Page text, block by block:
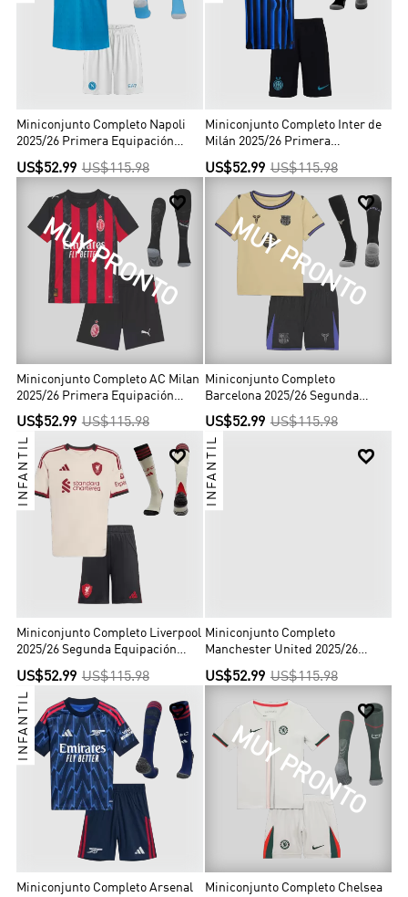
Miniconjunto Completo Napoli
2025/26 Primera Equipación
Niño
US$52.99 US$115.98
Miniconjunto Completo Inter de
Milán 2025/26 Primera
Equipación Niño
US$52.99 US$115.98
MUY PRONTO

Miniconjunto Completo AC Milan
2025/26 Primera Equipación
Niño
US$52.99 US$115.98
MUY PRONTO

Miniconjunto Completo
Barcelona 2025/26 Segunda
Equipación Niño
US$52.99 US$115.98

INFANTIL
Miniconjunto Completo Liverpool
2025/26 Segunda Equipación
Niño
US$52.99 US$115.98

INFANTIL
Miniconjunto Completo
Manchester United 2025/26
Segunda Equipación Niño
US$52.99 US$115.98

INFANTIL
Miniconjunto Completo Arsenal
MUY PRONTO

Miniconjunto Completo Chelsea